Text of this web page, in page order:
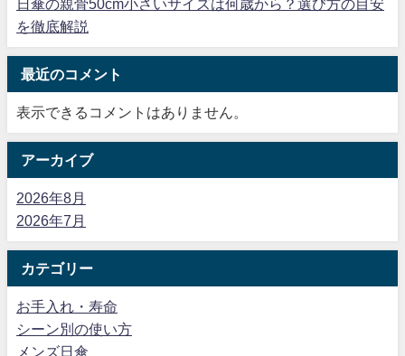
日傘の親骨50cm小さいサイズは何歳から？選び方の目安
を徹底解説
最近のコメント
表示できるコメントはありません。
アーカイブ
2026年8月
2026年7月
カテゴリー
お手入れ・寿命
シーン別の使い方
メンズ日傘